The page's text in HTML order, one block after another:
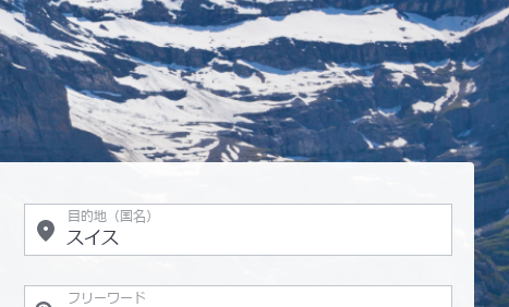
目的地（国名）
フリーワード